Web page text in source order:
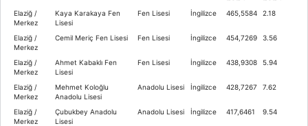
Elaziğ /
Merkez
Kaya Karakaya Fen
Lisesi
Fen Lisesi İngilizce 465,5584 2.18
Elaziğ /
Merkez
Cemil Meriç Fen Lisesi Fen Lisesi İngilizce 454,7269 3.56
Elaziğ /
Merkez
Ahmet Kabaklı Fen
Lisesi
Fen Lisesi İngilizce 438,9308 5.94
Elaziğ /
Merkez
Mehmet Koloğlu
Anadolu Lisesi
Anadolu Lisesi İngilizce 428,7267 7.62
Elaziğ /
Merkez
Çubukbey Anadolu
Lisesi
Anadolu Lisesi İngilizce 417,6461 9.54